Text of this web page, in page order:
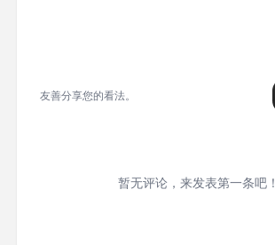
友善分享您的看法。
暂无评论，来发表第一条吧！